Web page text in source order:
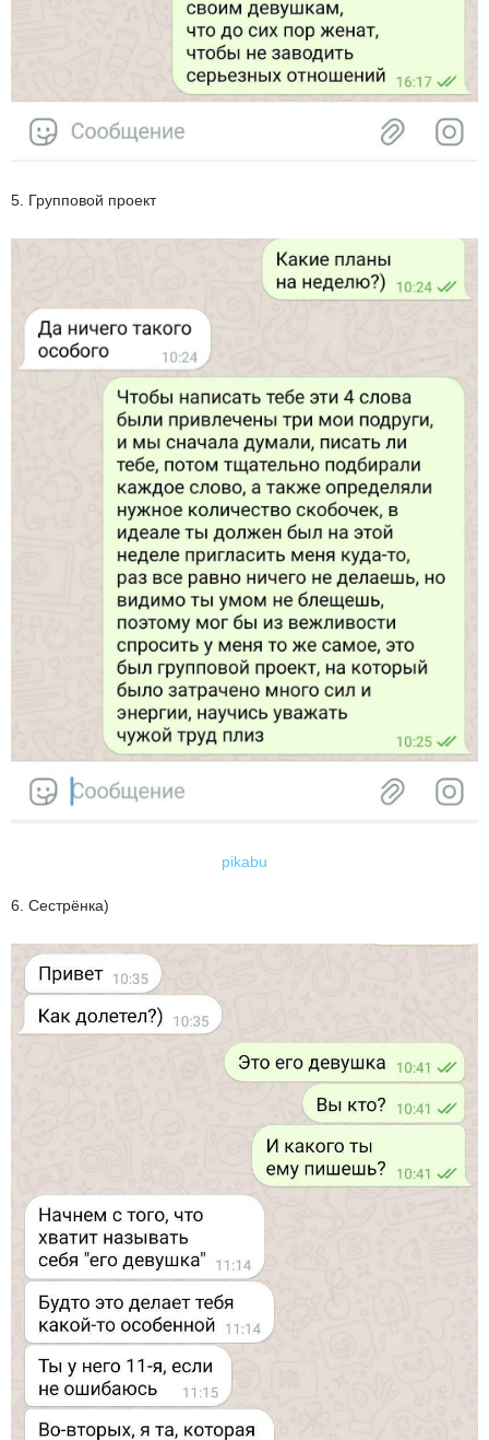
5. Групповой проект
pikabu
6. Сестрёнка)